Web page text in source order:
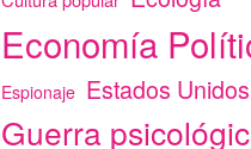
Economía
Espionaje Estados Unidos
Guerra